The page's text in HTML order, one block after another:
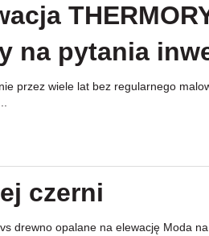
na pytania
przez wiele lat bez regularnego
czerni
drewno opalane na elewację Moda